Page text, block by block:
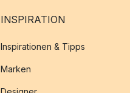
INSPIRATION
Inspirationen & Tipps
Marken